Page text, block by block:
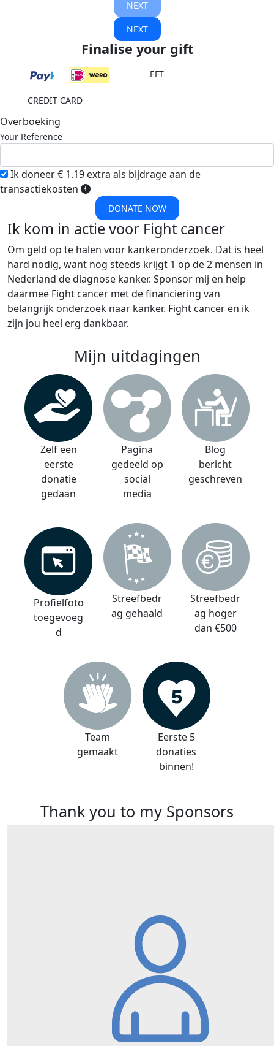
NEXT
NEXT
Finalise your gift
EFT
CREDIT CARD
Overboeking
Your Reference
Ik doneer € 1.19 extra als bijdrage aan de
transactiekosten
DONATE NOW
Ik kom in actie voor Fight cancer
Om geld op te halen voor kankeronderzoek. Dat is heel
hard nodig, want nog steeds krijgt 1 op de 2 mensen in
Nederland de diagnose kanker. Sponsor mij en help
daarmee Fight cancer met de financiering van
belangrijk onderzoek naar kanker. Fight cancer en ik
zijn jou heel erg dankbaar.
Mijn uitdagingen
Zelf een
eerste
donatie
gedaan
Pagina
gedeeld op
social
media
Blog
bericht
geschreven
Profielfoto
toegevoeg
d
Streefbedr
ag gehaald
Streefbedr
ag hoger
dan €500
Team
gemaakt
Eerste 5
donaties
binnen!
Thank you to my Sponsors